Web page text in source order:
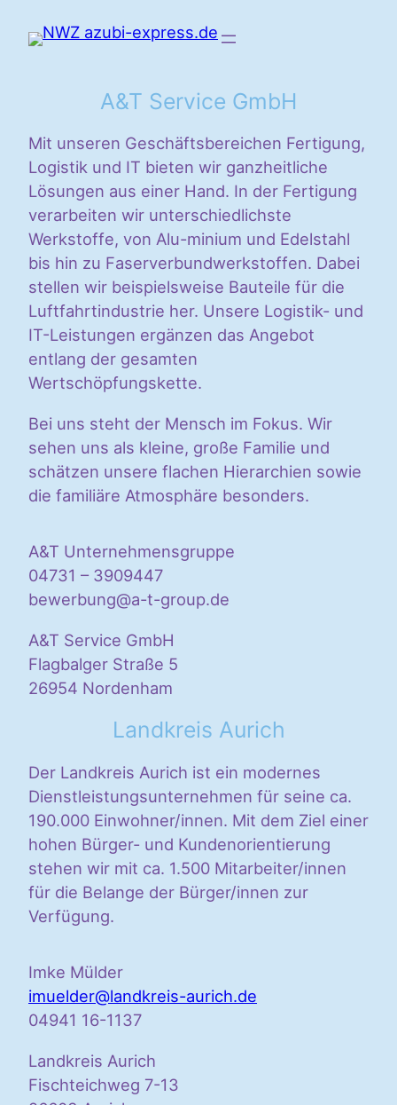
Inhalt
A&T Service GmbH
Mit unseren Geschäftsbereichen Fertigung,
Logistik und IT bieten wir ganzheitliche
Lösungen aus einer Hand. In der Fertigung
verarbeiten wir unterschiedlichste
Werkstoffe, von Alu-minium und Edelstahl
bis hin zu Faserverbundwerkstoffen. Dabei
stellen wir beispielsweise Bauteile für die
Luftfahrtindustrie her. Unsere Logistik- und
IT-Leistungen ergänzen das Angebot
entlang der gesamten
Wertschöpfungskette.
Bei uns steht der Mensch im Fokus. Wir
sehen uns als kleine, große Familie und
schätzen unsere flachen Hierarchien sowie
die familiäre Atmosphäre besonders.
A&T Unternehmensgruppe
04731 – 3909447
bewerbung@a-t-group.de
A&T Service GmbH
Flagbalger Straße 5
26954 Nordenham
Landkreis Aurich
Der Landkreis Aurich ist ein modernes
Dienstleistungsunternehmen für seine ca.
190.000 Einwohner/innen. Mit dem Ziel einer
hohen Bürger- und Kundenorientierung
stehen wir mit ca. 1.500 Mitarbeiter/innen
für die Belange der Bürger/innen zur
Verfügung.
Imke Mülder
imuelder@landkreis-aurich.de
04941 16-1137
Landkreis Aurich
Fischteichweg 7-13